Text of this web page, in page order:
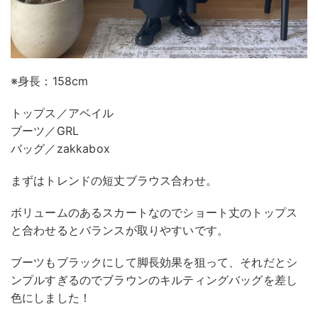
※身長：158cm
トップス／アベイル
ブーツ／GRL
バッグ／zakkabox
まずはトレンドの短丈ブラウス合わせ。
ボリュームのあるスカートなのでショート丈のトップス
と合わせるとバランスが取りやすいです。
ブーツもブラックにして脚長効果を狙って、それだとシ
ンプルすぎるのでブラウンのキルティングバッグを差し
色にしました！